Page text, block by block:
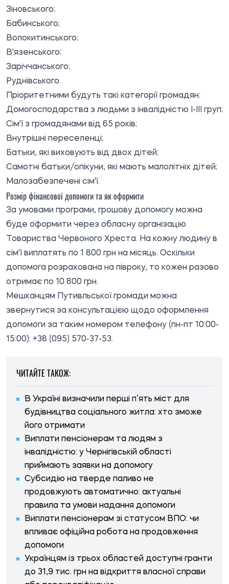
Зіновського;
Бабинського;
Волокитинського;
В'язенського;
Заріччанського;
Руднівського.
Пріоритетними будуть такі категорії громадян:
Домогосподарства з людьми з інвалідністю I-III груп;
Сім'ї з громадянами від 65 років;
Внутрішні переселенці;
Батьки, які виховують від двох дітей;
Самотні батьки/опікуни, які мають малолітніх дітей;
Малозабезпечені сім'ї.
Розмір фінансової допомоги та як оформити
За умовами програми, грошову допомогу можна
буде оформити через обласну організацію
Товариства Червоного Хреста. На кожну людину в
сім'ї виплатять по 1 800 грн на місяць. Оскільки
допомога розрахована на півроку, то кожен разово
отримає по 10 800 грн.
Мешканцям Путивльської громади можна
звернутися за консультацією щодо оформлення
допомоги за таким номером телефону (пн-пт 10:00-
15:00): +38 (095) 570-37-53.
ЧИТАЙТЕ ТАКОЖ:
В Україні визначили перші п’ять міст для
будівництва соціального житла: хто зможе
його отримати
Виплати пенсіонерам та людям з
інвалідністю: у Чернігівській області
приймають заявки на допомогу
Субсидію на тверде паливо не
продовжують автоматично: актуальні
правила та умови надання допомоги
Виплати пенсіонерам зі статусом ВПО: чи
впливає офіційна робота на продовження
допомоги
Українцям із трьох областей доступні гранти
до 31,9 тис. грн на відкриття власної справи